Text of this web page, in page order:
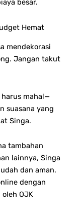
besar.
Hemat
mendekorasi
Jangan takut
mahal—
suasana yang
Singa.
tambahan
lainnya, Singa
dan aman.
dengan
OJK